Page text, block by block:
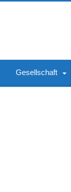
Gesellschaft